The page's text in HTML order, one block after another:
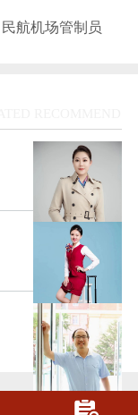
民航机场管制员